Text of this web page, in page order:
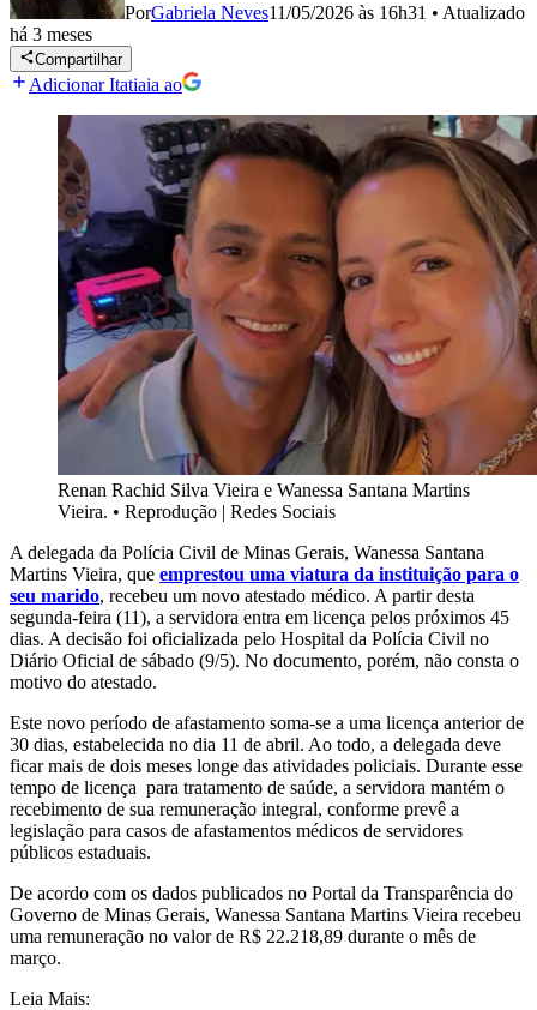
PorGabriela Neves11/05/2026 às 16h31 • Atualizado
há 3 meses
Compartilhar
Adicionar Itatiaia ao
Renan Rachid Silva Vieira e Wanessa Santana Martins
Vieira. • Reprodução | Redes Sociais
A delegada da Polícia Civil de Minas Gerais, Wanessa Santana
Martins Vieira, que emprestou uma viatura da instituição para o
seu marido, recebeu um novo atestado médico. A partir desta
segunda-feira (11), a servidora entra em licença pelos próximos 45
dias. A decisão foi oficializada pelo Hospital da Polícia Civil no
Diário Oficial de sábado (9/5). No documento, porém, não consta o
motivo do atestado.
Este novo período de afastamento soma-se a uma licença anterior de
30 dias, estabelecida no dia 11 de abril. Ao todo, a delegada deve
ficar mais de dois meses longe das atividades policiais. Durante esse
tempo de licença para tratamento de saúde, a servidora mantém o
recebimento de sua remuneração integral, conforme prevê a
legislação para casos de afastamentos médicos de servidores
públicos estaduais.
De acordo com os dados publicados no Portal da Transparência do
Governo de Minas Gerais, Wanessa Santana Martins Vieira recebeu
uma remuneração no valor de R$ 22.218,89 durante o mês de
março.
Leia Mais: